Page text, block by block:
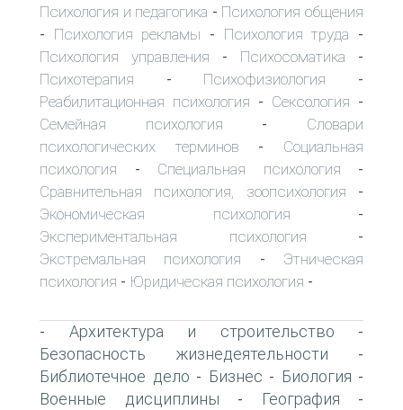
Психология и педагогика - Психология общения
- Психология рекламы - Психология труда -
Психология управления - Психосоматика -
Психотерапия - Психофизиология -
Реабилитационная психология - Сексология -
Семейная психология - Словари
психологических терминов - Социальная
психология - Специальная психология -
Сравнительная психология, зоопсихология -
Экономическая психология -
Экспериментальная психология -
Экстремальная психология - Этническая
психология - Юридическая психология -
- Архитектура и строительство -
Безопасность жизнедеятельности -
Библиотечное дело - Бизнес - Биология -
Военные дисциплины - География -